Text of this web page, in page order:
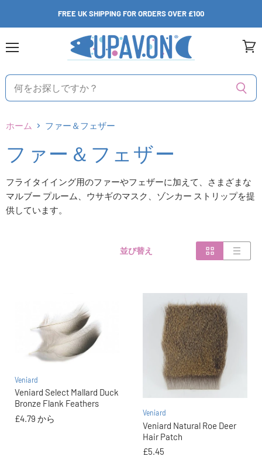
FREE UK SHIPPING FOR ORDERS OVER £100
ュ
ト
を
見
る
ホーム ファー＆フェザー
ファー＆フェザー
フライタイイング用のファーやフェザーに加えて、さまざまな
マルブー プルーム、ウサギのマスク、ゾンカー ストリップを提
供しています。
並び替え
Veniard
Veniard Select Mallard Duck
Bronze Flank Feathers
£4.79 から
Veniard
Veniard Natural Roe Deer
Hair Patch
£5.45